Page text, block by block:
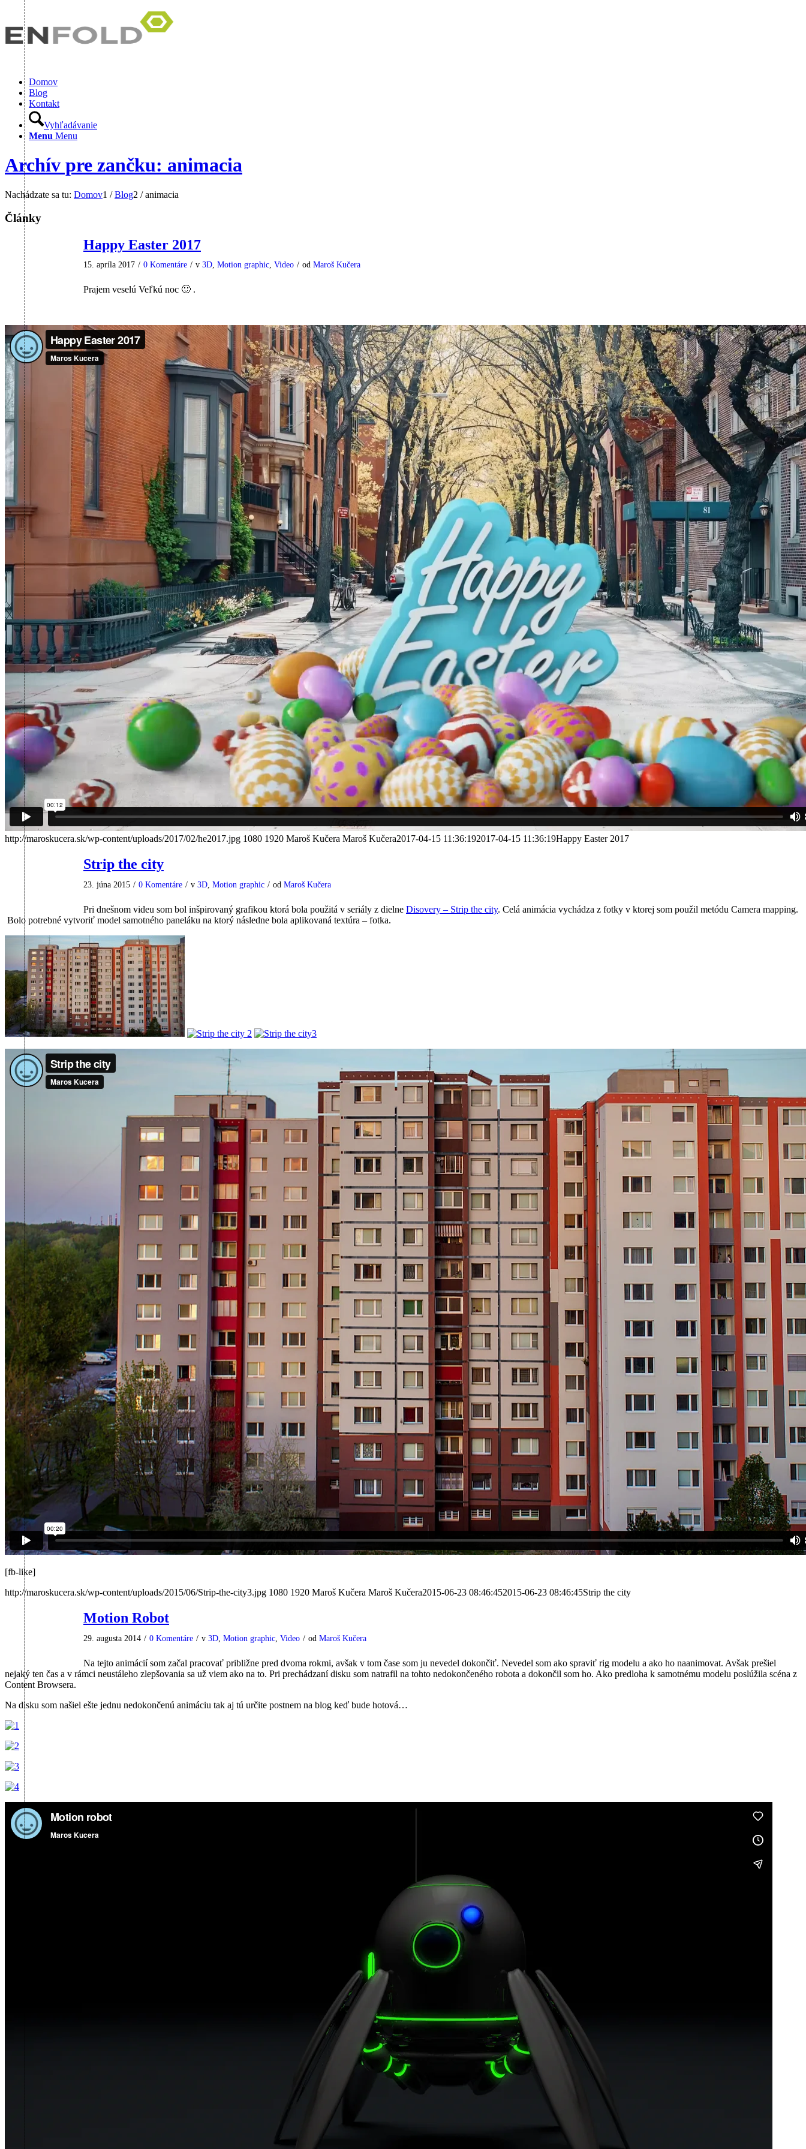
Domov
Blog
Kontakt
Vyhľadávanie
Menu Menu
Archív pre zančku: animacia
Nachádzate sa tu: Domov1 / Blog2 / animacia
Články
Happy Easter 2017
15. apríla 2017 / 0 Komentáre / v 3D, Motion graphic, Video / od Maroš Kučera
Prajem veselú Veľkú noc 🙂 .
http://maroskucera.sk/wp-content/uploads/2017/02/he2017.jpg 1080 1920 Maroš Kučera Maroš Kučera2017-04-15 11:36:192017-04-15 11:36:19Happy Easter 2017
Strip the city
23. júna 2015 / 0 Komentáre / v 3D, Motion graphic / od Maroš Kučera
Pri dnešnom videu som bol inšpirovaný grafikou ktorá bola použitá v seriály z dielne Disovery – Strip the city. Celá animácia vychádza z fotky v ktorej som použil metódu Camera mapping.
Bolo potrebné vytvoriť model samotného paneláku na ktorý následne bola aplikovaná textúra – fotka.
[fb-like]
http://maroskucera.sk/wp-content/uploads/2015/06/Strip-the-city3.jpg 1080 1920 Maroš Kučera Maroš Kučera2015-06-23 08:46:452015-06-23 08:46:45Strip the city
Motion Robot
29. augusta 2014 / 0 Komentáre / v 3D Motion graphic Video / od Maroš Kučera
Na tejto animácií som začal pracovať približne pred dvoma rokmi, avšak v tom čase som ju nevedel dokončiť. Nevedel som ako spraviť rig modelu a ako ho naanimovat. Avšak prešiel
nejaký ten čas a v rámci neustáleho zlepšovania sa už viem ako na to. Pri prechádzaní disku som natrafil na tohto nedokončeného robota a dokončil som ho. Ako predloha k samotnému modelu poslúžila scéna z
Content Browsera.
Na disku som našiel ešte jednu nedokončenú animáciu tak aj tú určite postnem na blog keď bude hotová…